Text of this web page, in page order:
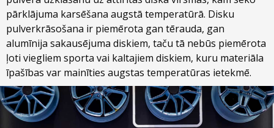
pārklājuma karsēšana augstā temperatūrā. Disku
pulverkrāsošana ir piemērota gan tērauda, gan
alumīnija sakausējuma diskiem, taču tā nebūs piemērota
ļoti viegliem sporta vai kaltajiem diskiem, kuru materiāla
īpašības var mainīties augstas temperatūras ietekmē.